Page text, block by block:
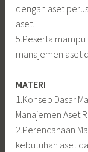
dengan aset
aset.
5.Peserta
manajemen aset
MATERI
1.Konsep Dasar
Manajemen Aset
2.Perencanaan
kebutuhan aset